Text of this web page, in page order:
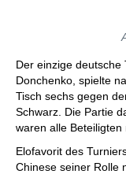
Der einzige deutsche
Donchenko, spielte
Tisch sechs gegen
Schwarz. Die Partie
waren alle Beteiligten
Elofavorit des
Chinese seiner Rolle